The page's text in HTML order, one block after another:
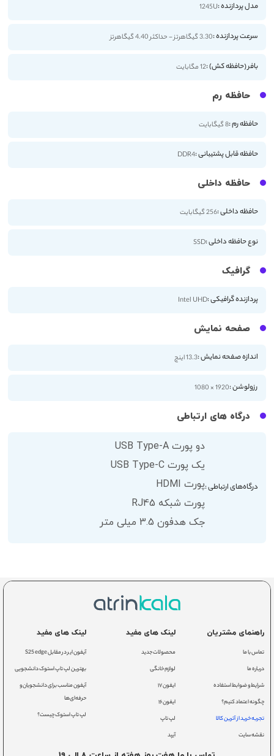
مدل پردازنده :1245U
سرعت پردازنده :3.30 گیگاهرتز - حداکثر 4.40 گیگاهرتز
بافر (حافظه کش) :12 مگابایت
حافظه رم
حافظه رم :8 گیگابایت
حافظه قابل پشتیبانی :DDR4
حافظه داخلی
حافظه داخلی :256 گیگابایت
نوع حافظه داخلی :SSD
گرافیک
پردازنده گرافیکی :Intel UHD
صفحه نمایش
اندازه صفحه نمایش :13.3 اینچ
رزولوشن :1920 × 1080
درگاه های ارتباطی
درگاه‌های ارتباطی :
دو پورت USB Type-A
یک پورت USB Type-C
پورت HDMI
پورت شبکه RJ45
جک هدفون 3.5 میلی متر
راهنمای مشتریان
تماس با ما
درباره ما
شرایط و ضوابط استفاده
چگونه اعتماد کنیم؟
تجربه خرید از آترین کالا
نقشه سایت
لینک های مفید
محصولات جدید
لوازم خانگی
ایفون ۱۷
ایفون ۱۶
لپ تاپ
آیپد
لینک های مفید
آیفون ایر در مقابل S25 edge
بهترین لپ تاپ استوک دانشجویی
آیفون مناسب برای دانشجویان و
حرفه‌ای‌ها
لپ تاپ استوک چیست؟